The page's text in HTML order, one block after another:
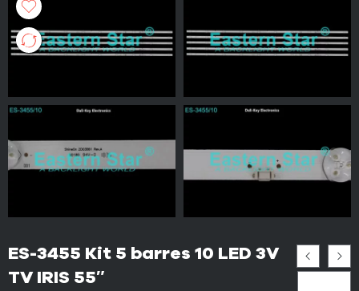
ES-3455 Kit 5 barres 10 LED 3V
TV IRIS 55″